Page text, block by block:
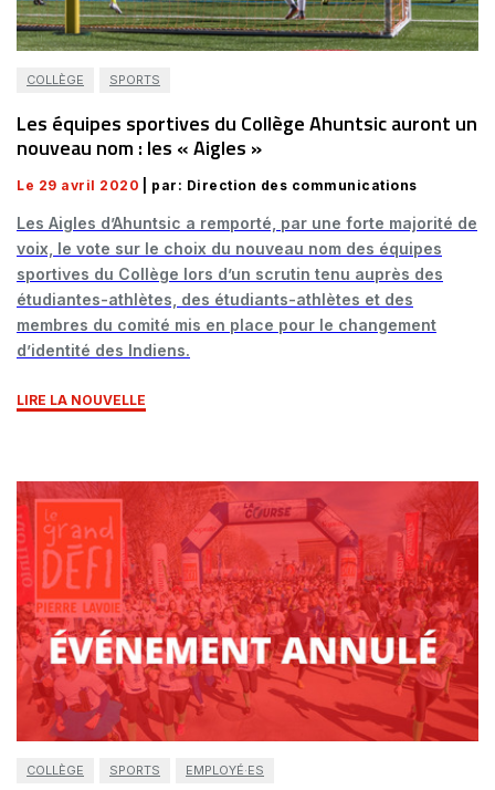
COLLÈGE SPORTS
Les équipes sportives du Collège Ahuntsic auront un
nouveau nom : les « Aigles »
Le 29 avril 2020 | par: Direction des communications
Les Aigles d’Ahuntsic a remporté, par une forte majorité de
voix, le vote sur le choix du nouveau nom des équipes
sportives du Collège lors d’un scrutin tenu auprès des
étudiantes-athlètes, des étudiants-athlètes et des
membres du comité mis en place pour le changement
d’identité des Indiens.
LIRE LA NOUVELLE
COLLÈGE SPORTS EMPLOYÉ·ES